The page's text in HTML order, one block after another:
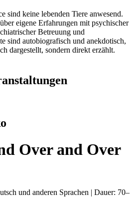
sind keine lebenden Tiere anwesend.
eigene Erfahrungen mit psychischer
Betreuung und
sind autobiografisch und anekdotisch,
dargestellt, sondern direkt erzählt.
Over and Over
und anderen Sprachen | Dauer: 70–